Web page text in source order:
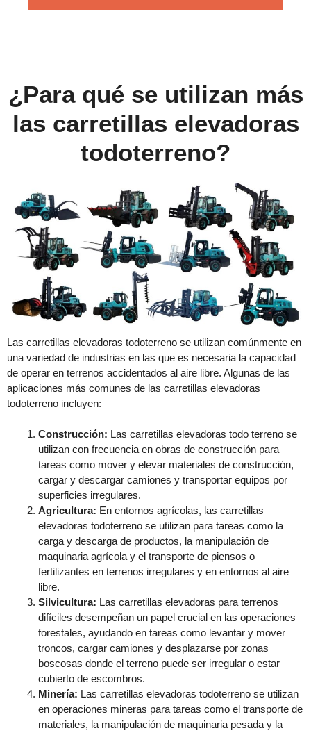
¿Para qué se utilizan más
las carretillas elevadoras
todoterreno?
Las carretillas elevadoras todoterreno se utilizan comúnmente en
una variedad de industrias en las que es necesaria la capacidad
de operar en terrenos accidentados al aire libre. Algunas de las
aplicaciones más comunes de las carretillas elevadoras
todoterreno incluyen:
Construcción: Las carretillas elevadoras todo terreno se
utilizan con frecuencia en obras de construcción para
tareas como mover y elevar materiales de construcción,
cargar y descargar camiones y transportar equipos por
superficies irregulares.
Agricultura: En entornos agrícolas, las carretillas
elevadoras todoterreno se utilizan para tareas como la
carga y descarga de productos, la manipulación de
maquinaria agrícola y el transporte de piensos o
fertilizantes en terrenos irregulares y en entornos al aire
libre.
Silvicultura: Las carretillas elevadoras para terrenos
difíciles desempeñan un papel crucial en las operaciones
forestales, ayudando en tareas como levantar y mover
troncos, cargar camiones y desplazarse por zonas
boscosas donde el terreno puede ser irregular o estar
cubierto de escombros.
Minería: Las carretillas elevadoras todoterreno se utilizan
en operaciones mineras para tareas como el transporte de
materiales, la manipulación de maquinaria pesada y la